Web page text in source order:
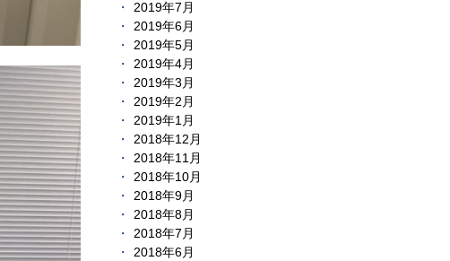
2019年7月
2019年6月
2019年5月
2019年4月
2019年3月
2019年2月
2019年1月
2018年12月
2018年11月
2018年10月
2018年9月
2018年8月
2018年7月
2018年6月